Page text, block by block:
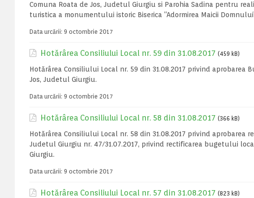
Comuna Roata de Jos, Judetul Giurgiu si Parohia Sadina pentru
turistica a monumentului istoric Biserica “Adormirea Maicii
Data urcării: 9 octombrie 2017
Hotărârea Consiliului Local nr. 59 din 31.08.2017 (459 kB)
Hotărârea Consiliului Local nr. 59 din 31.08.2017 privind
Jos, Judetul Giurgiu.
Data urcării: 9 octombrie 2017
Hotărârea Consiliului Local nr. 58 din 31.08.2017 (366 kB)
Hotărârea Consiliului Local nr. 58 din 31.08.2017 privind aprobarea
Judetul Giurgiu nr. 47/31.07.2017, privind rectificarea bugetului
Giurgiu.
Data urcării: 9 octombrie 2017
Hotărârea Consiliului Local nr. 57 din 31.08.2017 (823 kB)